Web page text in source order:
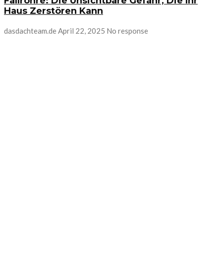
Haus Zerstören Kann
dasdachteam.deApril 22, 2025 No response